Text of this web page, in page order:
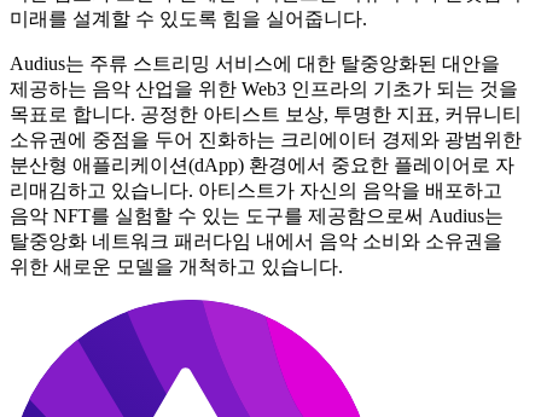
미래를 설계할 수 있도록 힘을 실어줍니다.
Audius는 주류 스트리밍 서비스에 대한 탈중앙화된 대안을
제공하는 음악 산업을 위한 Web3 인프라의 기초가 되는 것을
목표로 합니다. 공정한 아티스트 보상, 투명한 지표, 커뮤니티
소유권에 중점을 두어 진화하는 크리에이터 경제와 광범위한
분산형 애플리케이션(dApp) 환경에서 중요한 플레이어로 자
리매김하고 있습니다. 아티스트가 자신의 음악을 배포하고
음악 NFT를 실험할 수 있는 도구를 제공함으로써 Audius는
탈중앙화 네트워크 패러다임 내에서 음악 소비와 소유권을
위한 새로운 모델을 개척하고 있습니다.